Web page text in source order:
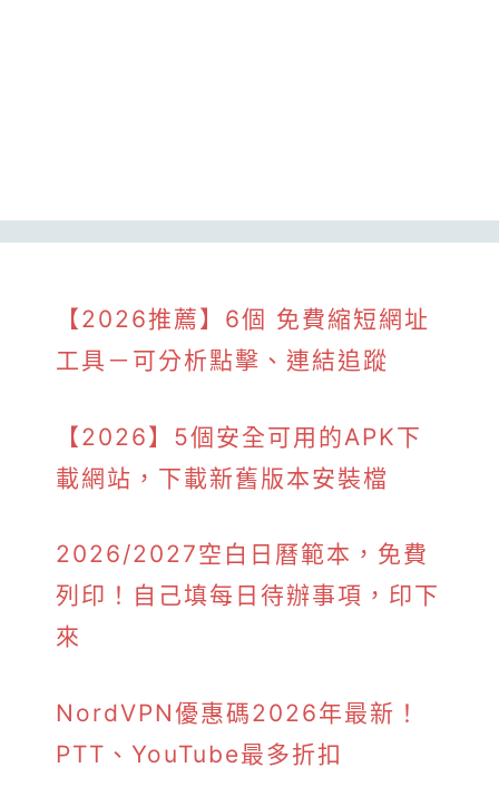
【2026推薦】6個 免費縮短網址
工具－可分析點擊、連結追蹤
【2026】5個安全可用的APK下
載網站，下載新舊版本安裝檔
2026/2027空白日曆範本，免費
列印！自己填每日待辦事項，印下
來
NordVPN優惠碼2026年最新！
PTT、YouTube最多折扣